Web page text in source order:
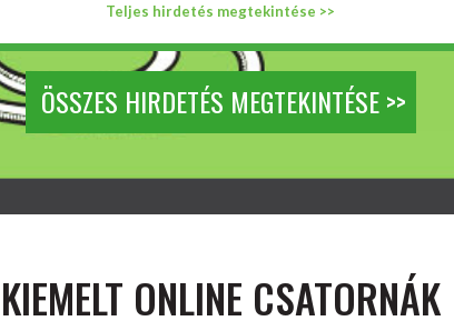
Teljes hirdetés megtekintése >>
ÖSSZES HIRDETÉS MEGTEKINTÉSE >>
KIEMELT ONLINE CSATORNÁK